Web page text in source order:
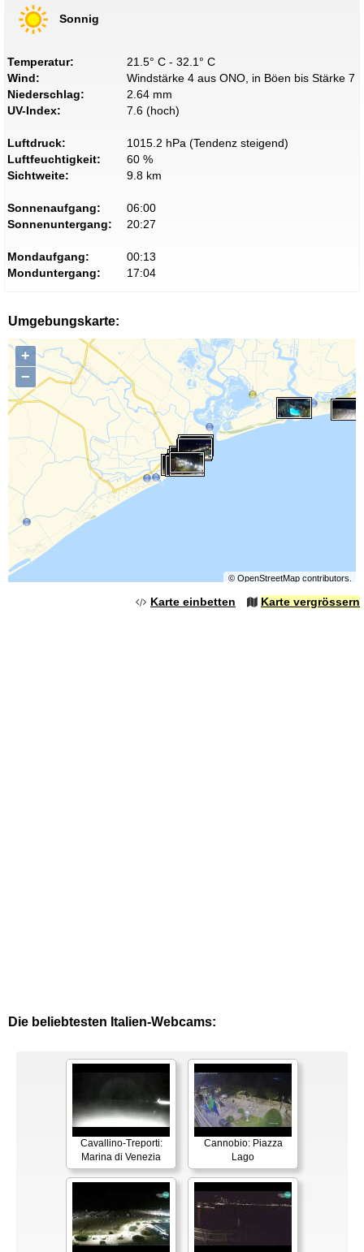
Sonnig
Temperatur:
21.5° C - 32.1° C
Wind:
Windstärke 4 aus ONO, in Böen bis Stärke 7
Niederschlag:
2.64 mm
UV-Index:
7.6 (hoch)
Luftdruck:
1015.2 hPa (Tendenz steigend)
Luftfeuchtigkeit:
60 %
Sichtweite:
9.8 km
Sonnenaufgang:
06:00
Sonnenuntergang:
20:27
Mondaufgang:
00:13
Monduntergang:
17:04
Umgebungskarte:
+
−
© OpenStreetMapcontributors.
Karte einbetten Karte vergrössern
Die beliebtesten Italien-Webcams:
Cavallino-Treporti:
Marina di Venezia
Cannobio: Piazza
Lago